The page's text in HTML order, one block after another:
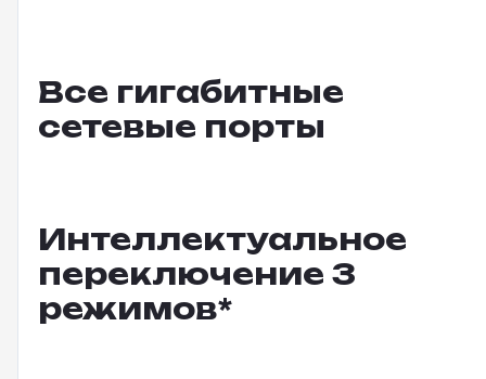
Все гигабитные
сетевые порты
Интеллектуальное
переключение 3
режимов*